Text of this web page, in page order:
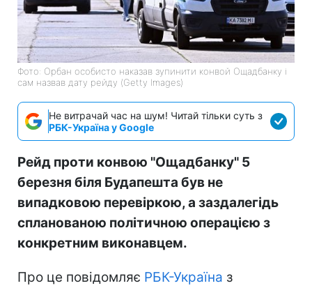
Фото: Орбан особисто наказав зупинити конвой Ощадбанку і
сам назвав дату рейду (Getty Images)
Не витрачай час на шум! Читай тільки суть з
РБК-Україна у Google
Рейд проти конвою "Ощадбанку" 5
березня біля Будапешта був не
випадковою перевіркою, а заздалегідь
спланованою політичною операцією з
конкретним виконавцем.
Про це повідомляє РБК-Україна з